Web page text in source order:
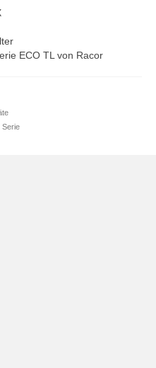
ECO TL von Racor
Serie